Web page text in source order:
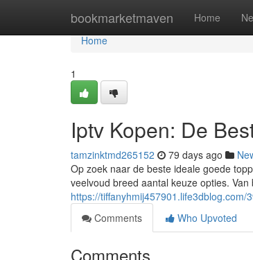
bookmarketmaven Home
Home
Home
1
Iptv Kopen: De
tamzinktmd265152 79 days ago
Op zoek naar de beste ideale goede
veelvoud breed aantal keuze opties.
https://
Comments
Who Upvoted
Comments